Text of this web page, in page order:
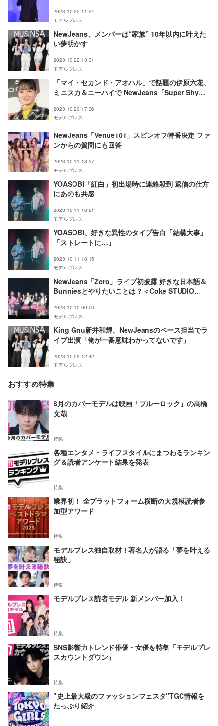
2023.10.25 11:54
モデルプレス
NewJeans、メンバーは“家族” 10年以内に叶えた
い夢明かす
2023.10.22 13:31
モデルプレス
「マイ・セカンド・アオハル」で話題の伊原六花、
ミニスカ＆ニーハイで NewJeans「Super Shy」
2023.10.20 17:36
モデルプレス
NewJeans「Venue101」スピンオフ特番決定 ファ
ンからの質問にも回答
2023.10.11 18:27
モデルプレス
YOASOBI「紅白」初出場時に連絡殺到 返信の仕方
にあのも共感
2023.10.11 18:21
モデルプレス
YOASOBI、好きな異性のタイプ告白「結構大事」
「ストレートに…」
2023.10.11 18:15
モデルプレス
NewJeans「Zero」ライブ初披露 好きな日本語＆
Bunniesとやりたいことは？＜Coke STUDIO
2023.10.10 00:00
モデルプレス
King Gnu新井和輝、NewJeansのベース担当でラ
イブ出演「俺が一番意味わかってないです」
2023.10.09 12:42
モデルプレス
おすすめ特集
8月のカバーモデルは映画「ブルーロック」の高橋
文哉
特集
各種エンタメ・ライフスタイルにまつわるランキン
グ＆読者アンケート結果を発表
特集
業界初！ 全プラットフォーム横断の大規模読者参
加型アワード
特集
モデルプレス独自取材！著名人が語る「夢を叶える
秘訣」
特集
モデルプレス読者モデル 新メンバー加入！
特集
SNS影響力トレンド俳優・女優を特集「モデルプレ
スカウントダウン」
特集
"史上最大級のファッションフェスタ"TGC情報を
たっぷり紹介